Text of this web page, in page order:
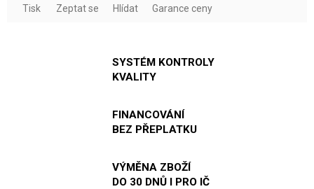
Tisk Zeptat se Hlídat Garance ceny
SYSTÉM KONTROLY
KVALITY
FINANCOVÁNÍ
BEZ PŘEPLATKU
VÝMĚNA ZBOŽÍ
DO 30 DNŮ I PRO IČ